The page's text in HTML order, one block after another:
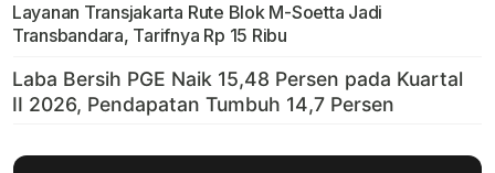
Layanan Transjakarta Rute Blok M-Soetta Jadi
Transbandara, Tarifnya Rp 15 Ribu